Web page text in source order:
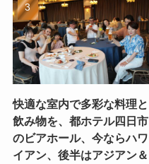
快適な室内で多彩な料理と
飲み物を、都ホテル四日市
のビアホール、今ならハワ
イアン、後半はアジアン＆